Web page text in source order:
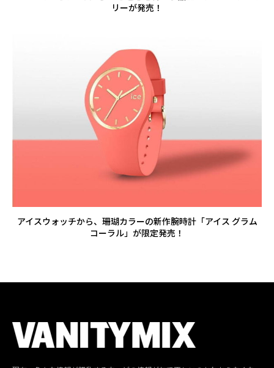
リーが発売！
アイスウォッチから、珊瑚カラーの新作腕時計「アイス グラム
コーラル」が限定発売！